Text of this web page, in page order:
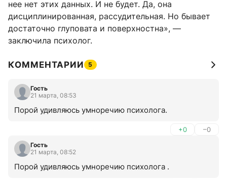
нее нет этих данных. И не будет. Да, она
дисциплинированная, рассудительная. Но бывает
достаточно глуповата и поверхностна», —
заключила психолог.
КОММЕНТАРИИ 5
Гость
21 марта, 08:53
Порой удивляюсь умноречию психолога.
+0 –0
Гость
21 марта, 08:52
Порой удивляюсь умноречию психолога .